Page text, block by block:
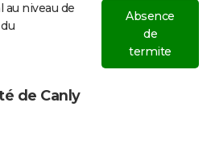
au niveau de
Absence
de
termite
de Canly